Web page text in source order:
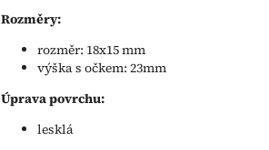
Rozměry:
rozměr: 18x15 mm
výška s očkem: 23mm
Úprava povrchu:
lesklá